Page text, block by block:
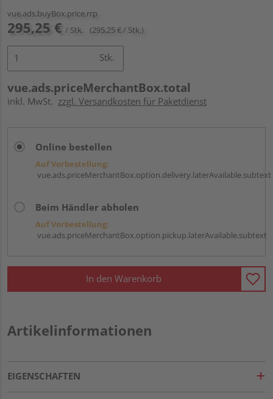
vue.ads.buyBox.price.rrp
295,25 € / Stk. (295,25 € / Stk.)
Stk.
vue.ads.priceMerchantBox.total
inkl. MwSt. zzgl. Versandkosten für Paketdienst
Online bestellen
Auf Vorbestellung:
vue.ads.priceMerchantBox.option.delivery.laterAvailable.subtext
Beim Händler abholen
Auf Vorbestellung:
vue.ads.priceMerchantBox.option.pickup.laterAvailable.subtext
In den Warenkorb
Artikelinformationen
EIGENSCHAFTEN